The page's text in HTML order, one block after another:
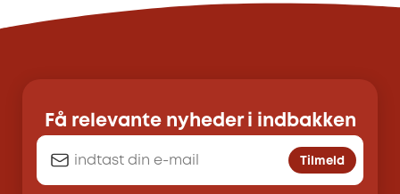
Få relevante nyheder i indbakken
Tilmeld